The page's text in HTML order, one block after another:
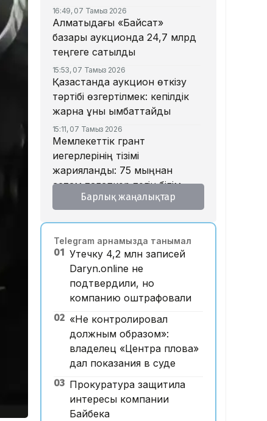
16:49, 07 Тамыз 2026
Алматыдағы «Байсат»
базары аукционда 24,7 млрд
теңгеге сатылды
15:53, 07 Тамыз 2026
Қазақстанда аукцион өткізу
тәртібі өзгертілмек: кепілдік
жарна құны қымбаттайды
15:11, 07 Тамыз 2026
Мемлекеттік грант
иегерлерінің тізімі
жарияланды: 75 мыңнан
астам талапкер тегін білім
алады
қарқынының баяулауы қолдап
отыр – сарапшылар
13:30, 07 Тамыз 2026
Фельдшер Ұлдана
Мырзуанның қазасына қатысты
іс сотқа жолданды
12:59, 07 Тамыз 2026
Абай облысы аумағындағы
орманды өрттен қорғауға 3
млрд теңгеден астам қаржы
бөлінді
12:00, 07 Тамыз 2026
Барлық жаңалықтар
Telegram арнамызда танымал
01 Утечку 4,2 млн записей
Daryn.online не
подтвердили, но
компанию оштрафовали
02 «Не контролировал
должным образом»:
владелец «Центра плова»
дал показания в суде
03 Прокуратура защитила
интересы компании
Байбека